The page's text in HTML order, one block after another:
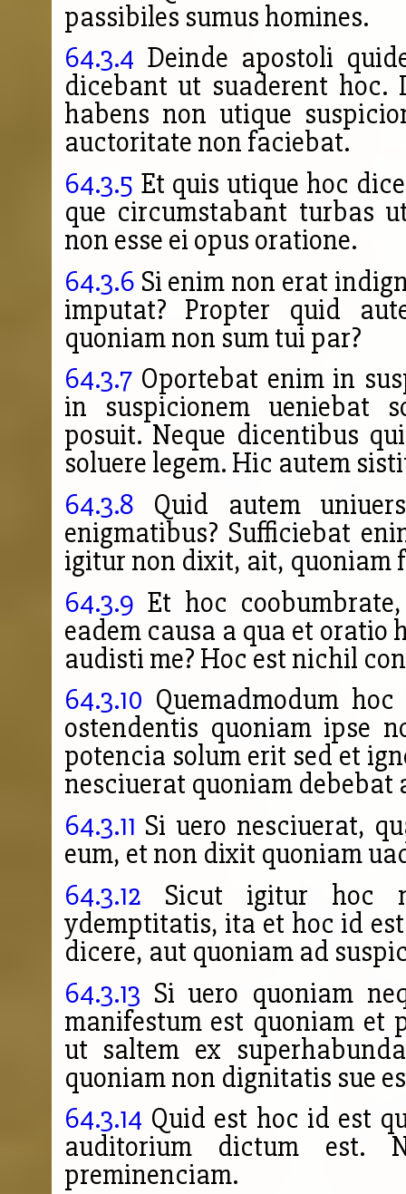
passibiles sumus homines.
64.3.4 Deinde apostoli
dicebant ut suaderent hoc.
habens non utique
auctoritate non faciebat.
64.3.5 Et quis utique hoc
que circumstabant turbas
non esse ei opus oratione.
64.3.6 Si enim non erat
imputat? Propter quid
quoniam non sum tui par?
64.3.7Oportebat enim in
in suspicionem ueniebat
posuit. Neque dicentibus
soluere legem. Hic autem
64.3.8 Quid autem
enigmatibus? Sufficiebat
igitur non dixit, ait, quoniam
64.3.9 Et hoc
eadem causa a qua et oratio
audisti me? Hoc est nichil
64.3.10 Quemadmodum
ostendentis quoniam ipse
potencia solum erit sed et
nesciuerat quoniam debebat
64.3.11 Si uero nesciuerat,
eum, et non dixit quoniam
64.3.12 Sicut igitur hoc
ydemptitatis, ita et hoc id
dicere, aut quoniam ad
64.3.13 Si uero quoniam
manifestum est quoniam et
ut saltem ex
quoniam non dignitatis sue
64.3.14 Quid est hoc id est
auditorium dictum est.
preminenciam.